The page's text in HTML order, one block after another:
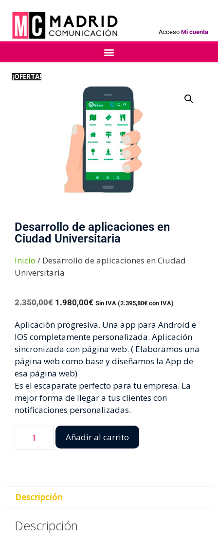
Acceso Mi cuenta
¡OFERTA!
Desarrollo de aplicaciones en
Ciudad Universitaria
Inicio / Desarrollo de aplicaciones en Ciudad
Universitaria
2.350,00€ 1.980,00€ Sin IVA (2.395,80€ con IVA)
Aplicación progresiva. Una app para Android e
IOS completamente personalizada. Aplicación
sincronizada con página web. ( Elaboramos una
página web como base y diseñamos la App de
esa página web)
Es el escaparate perfecto para tu empresa. La
mejor forma de llegar a tus clientes con
notificaciones personalizadas.
Añadir al carrito
Descripción
Descripción